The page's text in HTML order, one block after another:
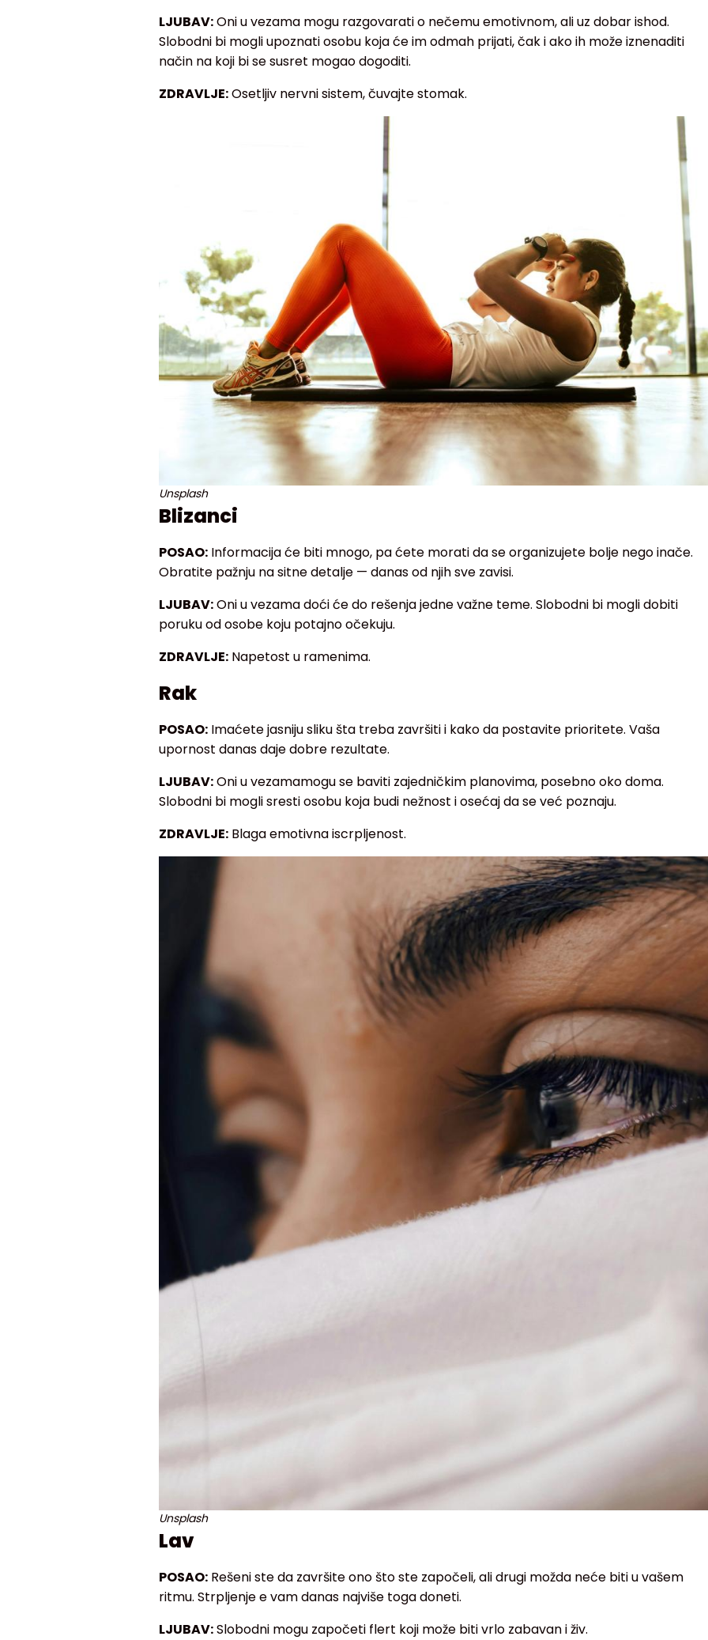
LJUBAV:Oni u vezama mogu razgovarati o nečemu emotivnom, ali uz dobar ishod.
Slobodni bi mogli upoznati osobu koja će im odmah prijati, čak i ako ih može iznenaditi
način na koji bi se susret mogao dogoditi.
ZDRAVLJE:Osetljiv nervni sistem, čuvajte stomak.
Unsplash
Blizanci
POSAO:Informacija će biti mnogo, pa ćete morati da se organizujete bolje nego inače.
Obratite pažnju na sitne detalje — danas od njih sve zavisi.
LJUBAV:Oni u vezama doći će do rešenja jedne važne teme. Slobodni bi mogli dobiti
poruku od osobe koju potajno očekuju.
ZDRAVLJE:Napetost u ramenima.
Rak
POSAO:Imaćete jasniju sliku šta treba završiti i kako da postavite prioritete. Vaša
upornost danas daje dobre rezultate.
LJUBAV:Oni u vezamamogu se baviti zajedničkim planovima, posebno oko doma.
Slobodni bi mogli sresti osobu koja budi nežnost i osećaj da se već poznaju.
ZDRAVLJE:Blaga emotivna iscrpljenost.
Unsplash
Lav
POSAO:Rešeni ste da završite ono što ste započeli, ali drugi možda neće biti u vašem
ritmu. Strpljenje e vam danas najviše toga doneti.
LJUBAV:Slobodni mogu započeti flert koji može biti vrlo zabavan i živ.